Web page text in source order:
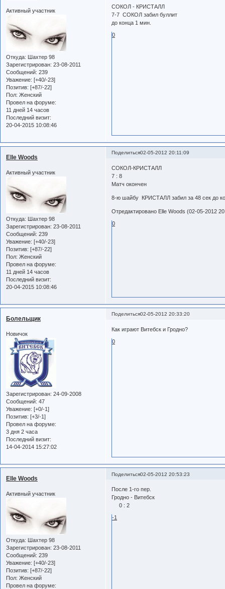
Активный участник
Откуда: Шахтер 98
Зарегистрирован: 23-08-2011
Сообщений: 239
Уважение: [+40/-23]
Позитив: [+87/-22]
Пол: Женский
Провел на форуме:
11 дней 14 часов
Последний визит:
20-04-2015 10:08:46
СОКОЛ - КРИСТАЛЛ
7-7 СОКОЛ забил буллит
до конца 1 мин.
0
Поделиться02-05-2012 20:11:09
Elle Woods
Активный участник
Откуда: Шахтер 98
Зарегистрирован: 23-08-2011
Сообщений: 239
Уважение: [+40/-23]
Позитив: [+87/-22]
Пол: Женский
Провел на форуме:
11 дней 14 часов
Последний визит:
20-04-2015 10:08:46
СОКОЛ-КРИСТАЛЛ
7 : 8
Матч окончен
8-ю шайбу КРИСТАЛЛ забил за 48 сек до
Отредактировано Elle Woods (02-05-2012
0
Поделиться02-05-2012 20:33:20
Болельщик
Новичок
Зарегистрирован: 24-09-2008
Сообщений: 47
Уважение: [+0/-1]
Позитив: [+3/-1]
Провел на форуме:
3 дня 2 часа
Последний визит:
14-04-2014 15:27:02
Как играют Витебск и Гродно?
0
Поделиться02-05-2012 20:53:23
Elle Woods
Активный участник
Откуда: Шахтер 98
Зарегистрирован: 23-08-2011
Сообщений: 239
Уважение: [+40/-23]
Позитив: [+87/-22]
Пол: Женский
Провел на форуме:
После 1-го пер.
Гродно - Витебск
0 : 2
-1